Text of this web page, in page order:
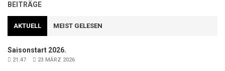
BEITRÄGE
AKTUELL MEIST GELESEN
Saisonstart 2026.
21:47 23 MÄRZ 2026